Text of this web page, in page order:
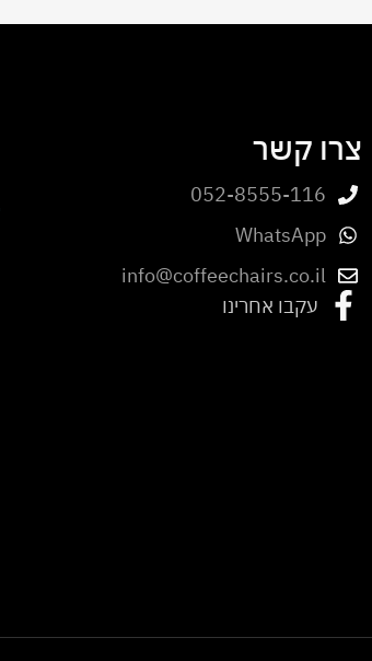
צרו קשר
052-8555-116
WhatsApp
info@coffeechairs.co.il
עקבו אחרינו